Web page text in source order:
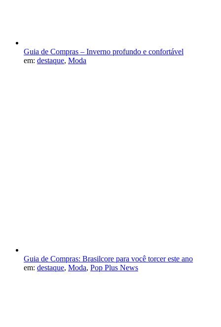
Guia de Compras – Inverno profundo e confortável
em: destaque, Moda
Guia de Compras: Brasilcore para você torcer este ano
em: destaque, Moda, Pop Plus News